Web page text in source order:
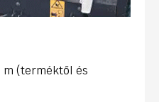
m (terméktől és